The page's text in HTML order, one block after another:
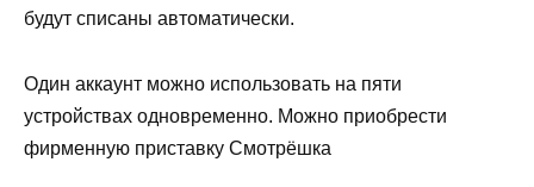
будут списаны автоматически.
Один аккаунт можно использовать на пяти
устройствах одновременно. Можно приобрести
фирменную приставку Смотрёшка